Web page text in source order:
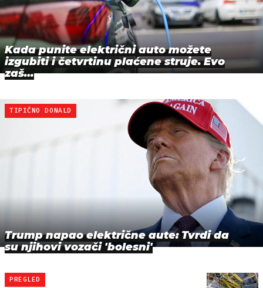
Kada punite električni auto možete
izgubiti i četvrtinu plaćene struje. Evo
zaš…
TIPIČNO DONALD
Trump napao električne aute: Tvrdi da
su njihovi vozači 'bolesni'
PREGLED